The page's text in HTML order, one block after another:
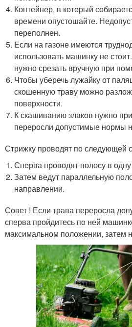
Контейнер, в который
времени опустошайте.
переполнен.
Если на газоне имеются
использовать машинку не
нужно срезать вручную при
Чтобы уберечь лужайку от
скошенную траву можно
поверхности.
К скашиванию злаков нужно
переросли допустимые нормы
Стрижку проводят по следующей
Сперва проводят полосу в одну
Затем ведут параллельную
направлении.
Совет ! Если трава переросла
сперва пройдитесь по ней
максимальном положении, затем